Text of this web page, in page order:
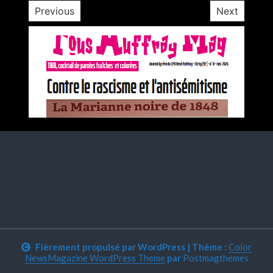
Previous Next
Fièrement propulsé par WordPress | Thème : Color
NewsMagazine WordPress Theme par Postmagthemes